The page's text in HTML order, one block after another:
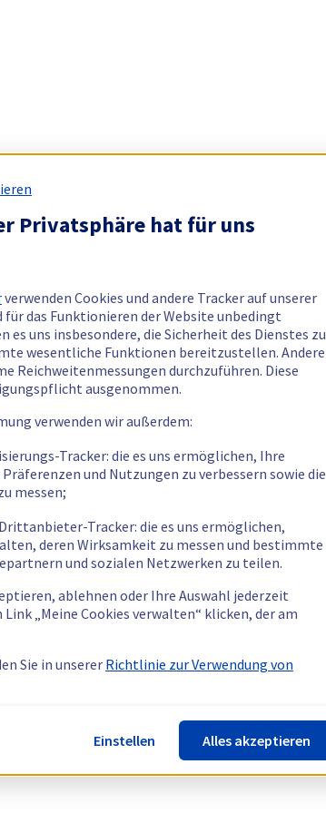
Privatsphäre hat für uns
verwenden Cookies und andere Tracker auf unserer
für das Funktionieren der Website unbedingt
es uns insbesondere, die Sicherheit des Dienstes zu
wesentliche Funktionen bereitzustellen. Andere
Reichweitenmessungen durchzuführen. Diese
ausgenommen.
verwenden wir außerdem:
Tracker: die es uns ermöglichen, Ihre
und Nutzungen zu verbessern sowie die
messen;
Tracker: die es uns ermöglichen,
deren Wirksamkeit zu messen und bestimmte
und sozialen Netzwerken zu teilen.
ablehnen oder Ihre Auswahl jederzeit
Link „Meine Cookies verwalten“ klicken, der am
Sie in unsererRichtlinie zur Verwendung von
Einstellen Alles akzeptieren